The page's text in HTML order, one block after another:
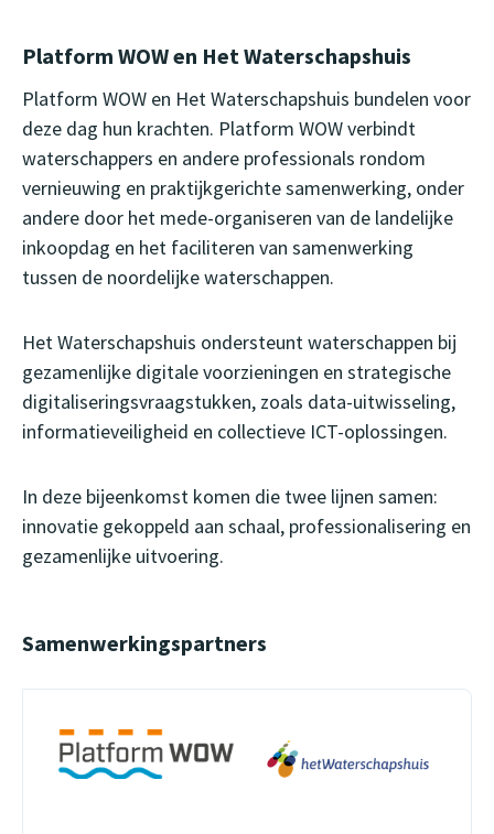
Platform WOW en Het Waterschapshuis
Platform WOW en Het Waterschapshuis bundelen voor
deze dag hun krachten. Platform WOW verbindt
waterschappers en andere professionals rondom
vernieuwing en praktijkgerichte samenwerking, onder
andere door het mede-organiseren van de landelijke
inkoopdag en het faciliteren van samenwerking
tussen de noordelijke waterschappen.
Het Waterschapshuis ondersteunt waterschappen bij
gezamenlijke digitale voorzieningen en strategische
digitaliseringsvraagstukken, zoals data-uitwisseling,
informatieveiligheid en collectieve ICT-oplossingen.
In deze bijeenkomst komen die twee lijnen samen:
innovatie gekoppeld aan schaal, professionalisering en
gezamenlijke uitvoering.
Samenwerkingspartners